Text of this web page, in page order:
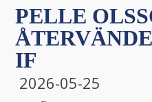
PELLE
IF
2026-05-25